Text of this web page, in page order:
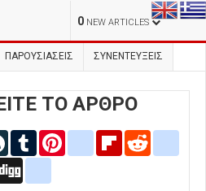
0 NEW ARTICLES
ΠΑΡΟΥΣΙΑΣΕΙΣ ΣΥΝΕΝΤΕΥΞΕΙΣ
ΤΟ ΑΡΘΡΟ
LiveJournal
Tumblr Pinterestblogger_post
Flipboard